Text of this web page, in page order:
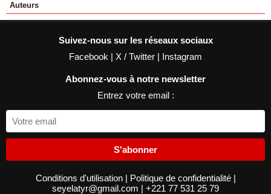
Auteurs
Suivez-nous sur les réseaux sociaux
Facebook | X / Twitter | Instagram
Abonnez-vous à notre newsletter
Entrez votre email :
S'abonner
Conditions d'utilisation | Politique de confidentialité |
seyelatyr@gmail.com | +221 77 531 25 79